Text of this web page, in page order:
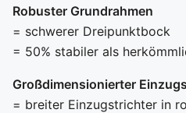
Robuster Grundrahmen
= schwerer Dreipunktbock
= 50% stabiler als
Großdimensionierter
= breiter Einzugstrichter in